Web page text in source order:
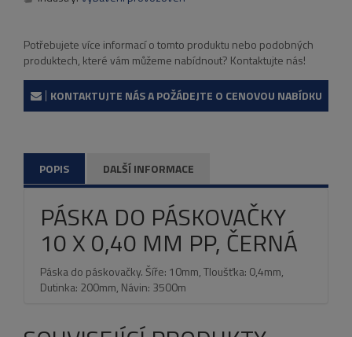
Potřebujete více informací o tomto produktu nebo podobných
produktech, které vám můžeme nabídnout? Kontaktujte nás!
KONTAKTUJTE NÁS A POŽÁDEJTE O CENOVOU NABÍDKU
POPIS DALŠÍ INFORMACE
PÁSKA DO PÁSKOVAČKY
10 X 0,40 MM PP, ČERNÁ
Páska do páskovačky. Šíře: 10mm, Tloušťka: 0,4mm,
Dutinka: 200mm, Návin: 3500m